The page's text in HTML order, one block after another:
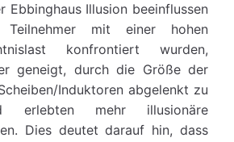
Ebbinghaus Illusion beeinflussen
Teilnehmer mit einer hohen
konfrontiert wurden,
geneigt, durch die Größe der
Induktoren abgelenkt zu
erlebten mehr illusionäre
Dies deutet darauf hin, dass